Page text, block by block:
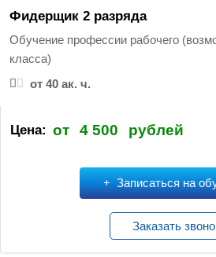
Фидерщик 2 разряда
Обучение профессии рабочего
класса)
от 40 ак. ч.
Цена: от 4 500 рублей
Записаться на
Заказать